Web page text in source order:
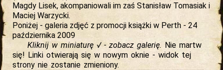
Magdy Lisek, akompaniowali im zaś Stanisław Tomasiak i
Maciej Warzycki.
Poniżej - galeria zdjęć z promocji książki w Perth - 24
października 2009
Kliknij w miniaturę √ - zobacz galerię. Nie martw
się! Linki otwierają się w nowym oknie - widok tej
strony nie zostanie zmieniony.